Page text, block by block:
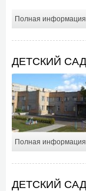
Полная информация
ДЕТСКИЙ САД
Полная информация
ДЕТСКИЙ САД